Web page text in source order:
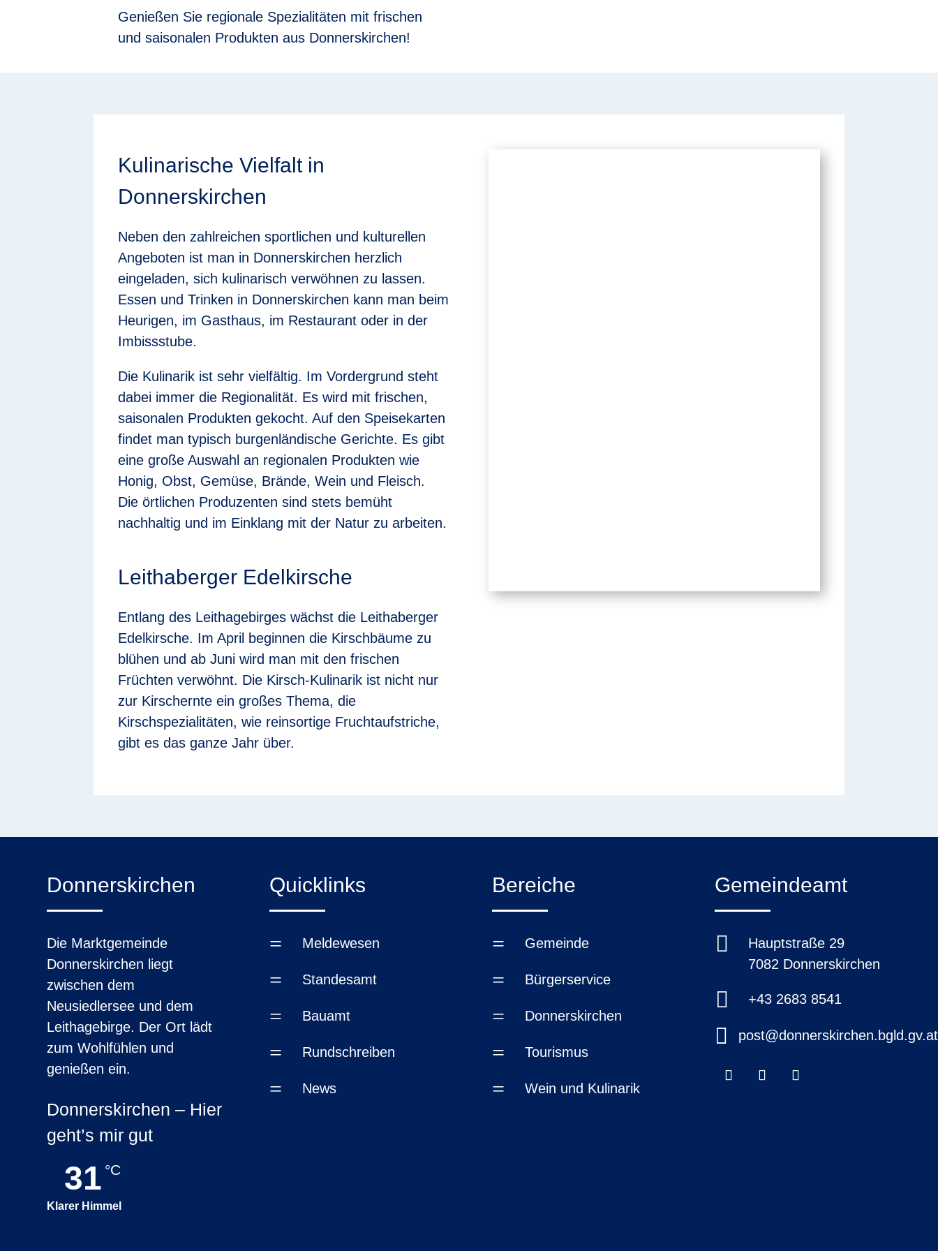
Genießen Sie regionale Spezialitäten mit frischen
und saisonalen Produkten aus Donnerskirchen!
Kulinarische Vielfalt in
Donnerskirchen
Neben den zahlreichen sportlichen und kulturellen
Angeboten ist man in Donnerskirchen herzlich
eingeladen, sich kulinarisch verwöhnen zu lassen.
Essen und Trinken in Donnerskirchen kann man beim
Heurigen, im Gasthaus, im Restaurant oder in der
Imbissstube.
Die Kulinarik ist sehr vielfältig. Im Vordergrund steht
dabei immer die Regionalität. Es wird mit frischen,
saisonalen Produkten gekocht. Auf den Speisekarten
findet man typisch burgenländische Gerichte. Es gibt
eine große Auswahl an regionalen Produkten wie
Honig, Obst, Gemüse, Brände, Wein und Fleisch.
Die örtlichen Produzenten sind stets bemüht
nachhaltig und im Einklang mit der Natur zu arbeiten.
Leithaberger Edelkirsche
Entlang des Leithagebirges wächst die Leithaberger
Edelkirsche. Im April beginnen die Kirschbäume zu
blühen und ab Juni wird man mit den frischen
Früchten verwöhnt. Die Kirsch-Kulinarik ist nicht nur
zur Kirschernte ein großes Thema, die
Kirschspezialitäten, wie reinsortige Fruchtaufstriche,
gibt es das ganze Jahr über.
Donnerskirchen
Die Marktgemeinde
Donnerskirchen liegt
zwischen dem
Neusiedlersee und dem
Leithagebirge. Der Ort lädt
zum Wohlfühlen und
genießen ein.
Donnerskirchen – Hier
geht’s mir gut
31 °C
Klarer Himmel
Quicklinks
= Meldewesen
= Standesamt
= Bauamt
= Rundschreiben
= News
Bereiche
= Gemeinde
= Bürgerservice
= Donnerskirchen
= Tourismus
= Wein und Kulinarik
Gemeindeamt

Hauptstraße 29
7082 Donnerskirchen
 +43 2683 8541
 post@donnerskirchen.bgld.gv.at